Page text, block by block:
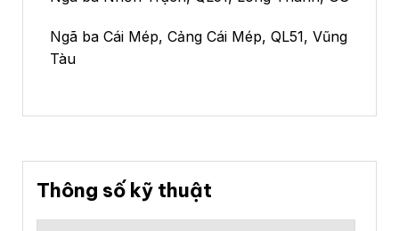
Ngã ba Cái Mép, Cảng Cái Mép, QL51, Vũng
Tàu
Thông số kỹ thuật